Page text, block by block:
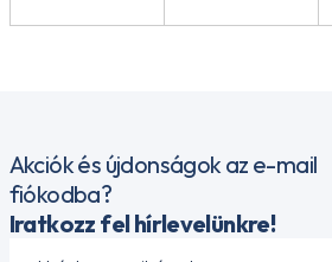
Akciók és újdonságok az e-mail
fiókodba?
Iratkozz fel hírlevelünkre!